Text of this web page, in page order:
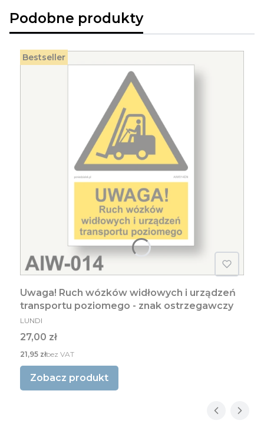
Podobne produkty
Bestseller
Uwaga! Ruch wózków widłowych i urządzeń
transportu poziomego - znak ostrzegawczy
PRODUCENT
LUNDI
Cena
27,00 zł
Cena
21,95 złbez VAT
Zobacz produkt